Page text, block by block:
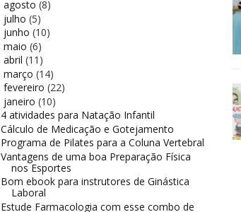
agosto (8)
julho (5)
junho (10)
maio (6)
abril (11)
março (14)
fevereiro (22)
janeiro (10)
4 atividades para Natação Infantil
Cálculo de Medicação e Gotejamento
Programa de Pilates para a Coluna Vertebral
Vantagens de uma boa Preparação Física
nos Esportes
Bom ebook para instrutores de Ginástica
Laboral
Estude Farmacologia com esse combo de